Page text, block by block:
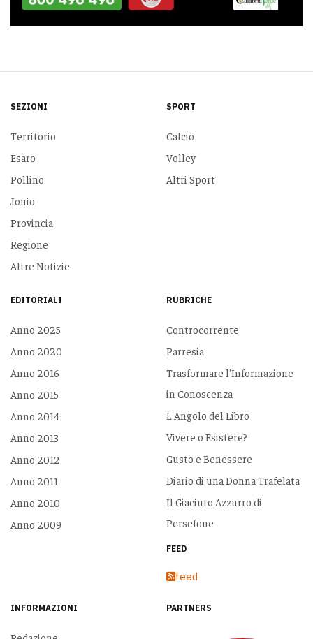
SEZIONI
Territorio
Esaro
Pollino
Jonio
Provincia
Regione
Altre Notizie
SPORT
Calcio
Volley
Altri Sport
EDITORIALI
Anno 2025
Anno 2020
Anno 2016
Anno 2015
Anno 2014
Anno 2013
Anno 2012
Anno 2011
Anno 2010
Anno 2009
RUBRICHE
Controcorrente
Parresia
Trasformare l'Informazione
in Conoscenza
L'Angolo del Libro
Vivere o Esistere?
Gusto e Benessere
Diario di una Donna Trafelata
Il Giacinto Azzurro di
Persefone
FEED
feed
INFORMAZIONI PARTNERS